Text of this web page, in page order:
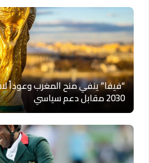
“فيفا” ينفي منح المغرب وعوداً
2030 مقابل دعم سياسي